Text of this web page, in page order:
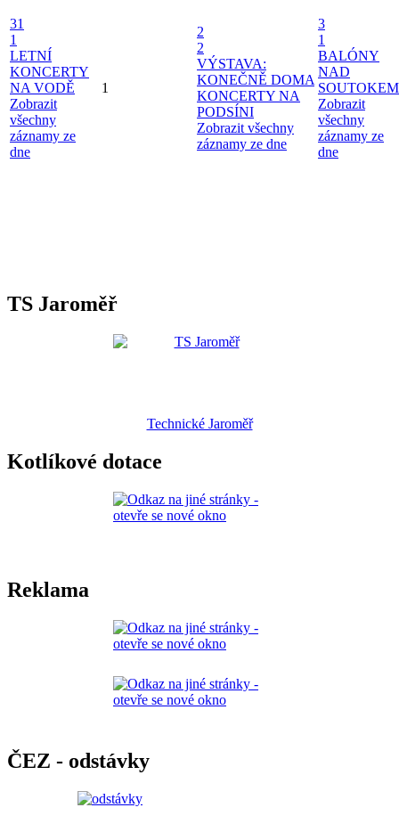
31
1
LETNÍ
KONCERTY
NA VODĚ
Zobrazit
všechny
záznamy ze
dne
1
2
2
VÝSTAVA:
KONEČNĚ DOMA
KONCERTY NA
PODSÍNI
Zobrazit všechny
záznamy ze dne
3
1
BALÓNY
NAD
SOUTOKEM
Zobrazit
všechny
záznamy ze
dne
TS Jaroměř
Technické Jaroměř
Kotlíkové dotace
Reklama
ČEZ - odstávky